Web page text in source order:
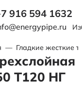
916 594 1632
— Гладкие жесткие
Т120 НГ